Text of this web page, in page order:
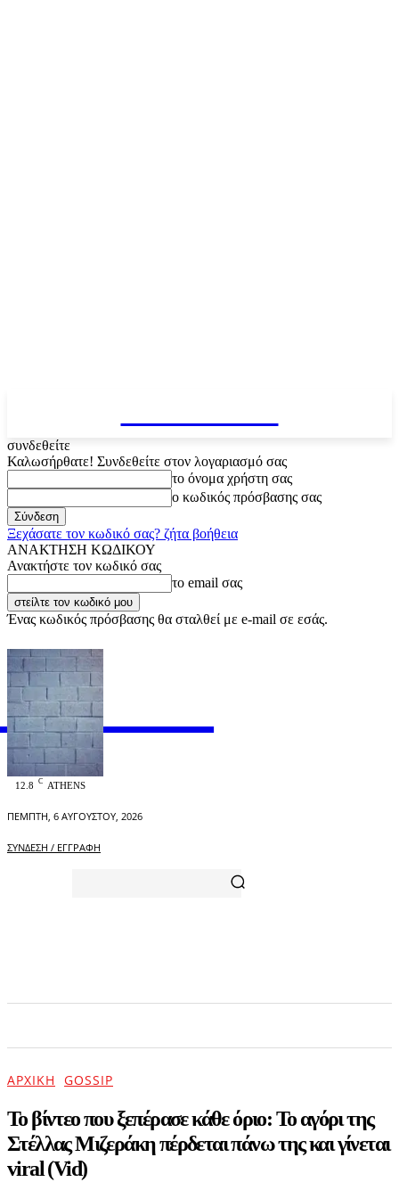
συνδεθείτε
Καλωσήρθατε! Συνδεθείτε στον λογαριασμό σας
το όνομα χρήστη σας
ο κωδικός πρόσβασης σας
Ξεχάσατε τον κωδικό σας? ζήτα βοήθεια
ΑΝΑΚΤΗΣΗ ΚΩΔΙΚΟΥ
Ανακτήστε τον κωδικό σας
το email σας
Ένας κωδικός πρόσβασης θα σταλθεί με e-mail σε εσάς.
OFFICIAL
12.8 C ATHENS
ΠΈΜΠΤΗ, 6 ΑΥΓΟΎΣΤΟΥ, 2026
ΣΎΝΔΕΣΗ / ΕΓΓΡΑΦΉ
ΑΡΧΙΚΉ GOSSIP
Το βίντεο που ξεπέρασε κάθε όριο: To αγόρι της
Στέλλας Μιζεράκη πέρδεται πάνω της και γίνεται
viral (Vid)